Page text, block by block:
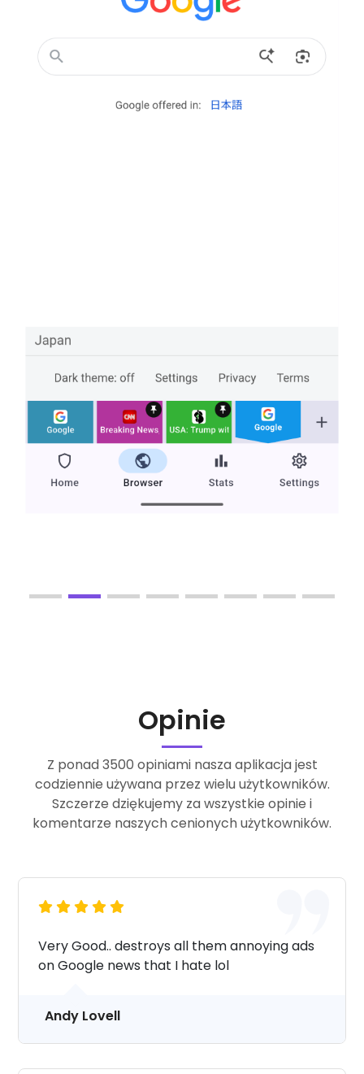
Opinie
Z ponad 3500 opiniami nasza aplikacja jest
codziennie używana przez wielu użytkowników.
Szczerze dziękujemy za wszystkie opinie i
komentarze naszych cenionych użytkowników.
Very Good.. destroys all them annoying ads
on Google news that I hate lol
Andy Lovell